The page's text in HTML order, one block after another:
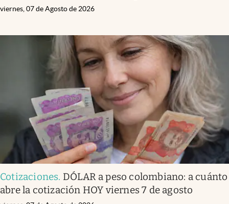
viernes, 07 de Agosto de 2026
Cotizaciones. DÓLAR a peso colombiano: a cuánto
abre la cotización HOY viernes 7 de agosto